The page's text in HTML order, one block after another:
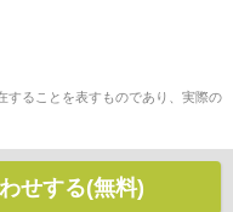
ることを表すものであり、実際の
せする(無料)